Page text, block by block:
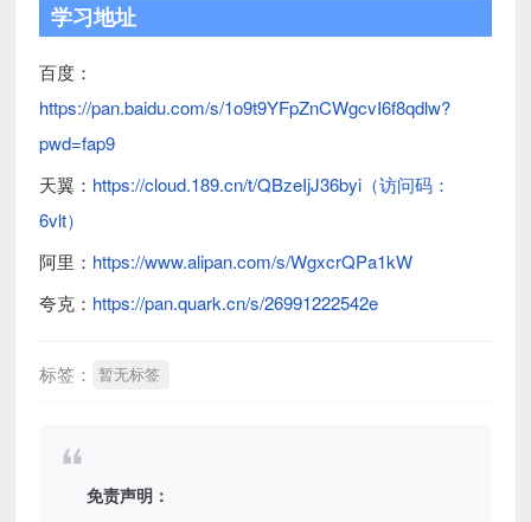
学习地址
百度：
https://pan.baidu.com/s/1o9t9YFpZnCWgcvI6f8qdlw?
pwd=fap9
天翼： https://cloud.189.cn/t/QBzeIjJ36byi（访问码：
6vlt）
阿里： https://www.alipan.com/s/WgxcrQPa1kW
夸克： https://pan.quark.cn/s/26991222542e
标签： 暂无标签
免责声明：